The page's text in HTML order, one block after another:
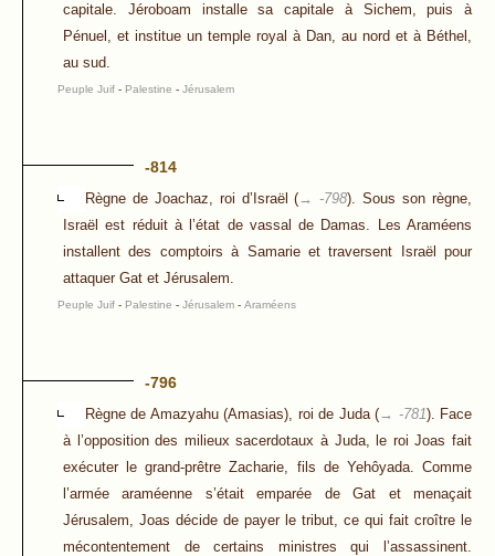
capitale. Jéroboam installe sa capitale à Sichem, puis à
Pénuel, et institue un temple royal à Dan, au nord et à Béthel,
au sud.
Peuple Juif - Palestine - Jérusalem
-814
Règne de Joachaz, roi d’Israël (→ -798). Sous son règne,
Israël est réduit à l’état de vassal de Damas. Les Araméens
installent des comptoirs à Samarie et traversent Israël pour
attaquer Gat et Jérusalem.
Peuple Juif - Palestine - Jérusalem - Araméens
-796
Règne de Amazyahu (Amasias), roi de Juda (→ -781). Face
à l’opposition des milieux sacerdotaux à Juda, le roi Joas fait
exécuter le grand-prêtre Zacharie, fils de Yehôyada. Comme
l’armée araméenne s’était emparée de Gat et menaçait
Jérusalem, Joas décide de payer le tribut, ce qui fait croître le
mécontentement de certains ministres qui l’assassinent.